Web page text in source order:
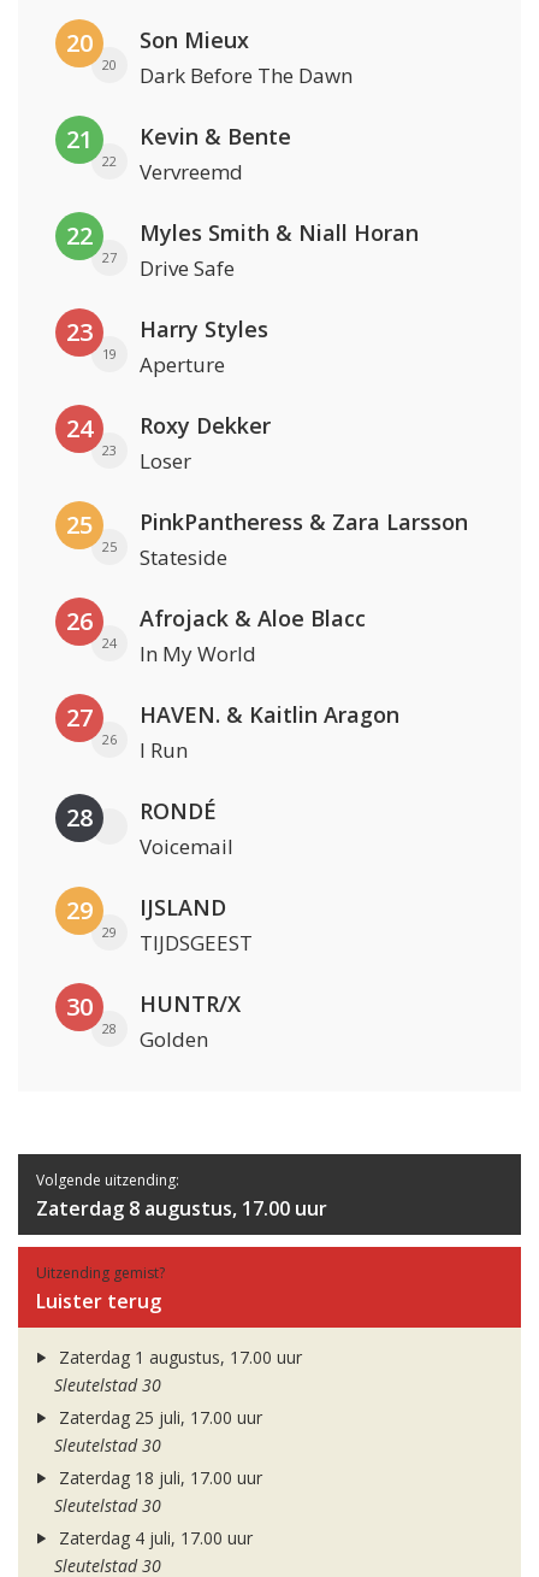
20
20
Son Mieux
Dark Before The Dawn
21
22
Kevin & Bente
Vervreemd
22
27
Myles Smith & Niall Horan
Drive Safe
23
19
Harry Styles
Aperture
24
23
Roxy Dekker
Loser
25
25
PinkPantheress & Zara Larsson
Stateside
26
24
Afrojack & Aloe Blacc
In My World
27
26
HAVEN. & Kaitlin Aragon
I Run
28 RONDÉ
Voicemail
29
29
IJSLAND
TIJDSGEEST
30
28
HUNTR/X
Golden
Volgende uitzending:
Zaterdag 8 augustus, 17.00 uur
Uitzending gemist?
Luister terug
Zaterdag 1 augustus, 17.00 uur
Sleutelstad 30
Zaterdag 25 juli, 17.00 uur
Sleutelstad 30
Zaterdag 18 juli, 17.00 uur
Sleutelstad 30
Zaterdag 4 juli, 17.00 uur
Sleutelstad 30